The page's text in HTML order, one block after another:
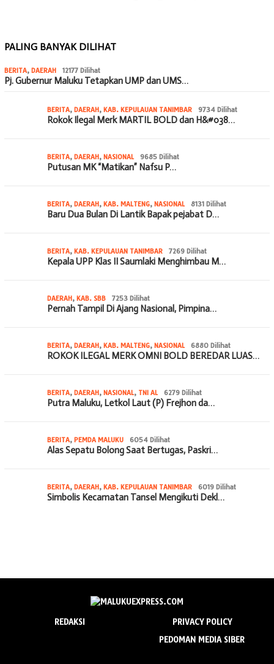
PALING BANYAK DILIHAT
BERITA, DAERAH 12177 Dilihat
Pj. Gubernur Maluku Tetapkan UMP dan UMS…
BERITA, DAERAH, KAB. KEPULAUAN TANIMBAR 9734 Dilihat
Rokok Ilegal Merk MARTIL BOLD dan H&#038…
BERITA, DAERAH, NASIONAL 9685 Dilihat
Putusan MK “Matikan” Nafsu P…
BERITA, DAERAH, KAB. MALTENG, NASIONAL 8131 Dilihat
Baru Dua Bulan Di Lantik Bapak pejabat D…
BERITA, KAB. KEPULAUAN TANIMBAR 7269 Dilihat
Kepala UPP Klas II Saumlaki Menghimbau M…
DAERAH, KAB. SBB 7253 Dilihat
Pernah Tampil Di Ajang Nasional, Pimpina…
BERITA, DAERAH, KAB. MALTENG, NASIONAL 6880 Dilihat
ROKOK ILEGAL MERK OMNI BOLD BEREDAR LUAS…
BERITA, DAERAH, NASIONAL, TNI AL 6279 Dilihat
Putra Maluku, Letkol Laut (P) Frejhon da…
BERITA, PEMDA MALUKU 6054 Dilihat
Alas Sepatu Bolong Saat Bertugas, Paskri…
BERITA, DAERAH, KAB. KEPULAUAN TANIMBAR 6019 Dilihat
Simbolis Kecamatan Tansel Mengikuti Dekl…
REDAKSI
PRIVACY POLICY
PEDOMAN MEDIA SIBER